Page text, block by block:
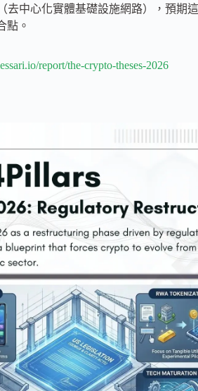
去中心化實體基礎設施網路），預期
點。
report/the-crypto-theses-2026